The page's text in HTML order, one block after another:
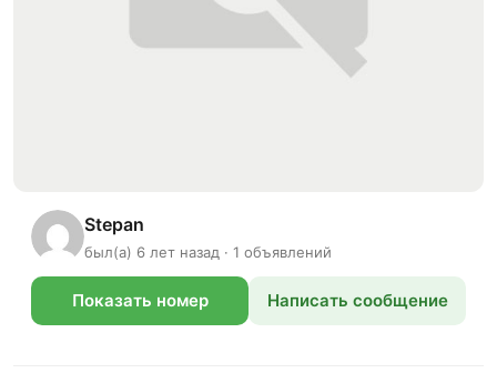
Stepan
был(а) 6 лет назад · 1 объявлений
Показать номер Написать сообщение